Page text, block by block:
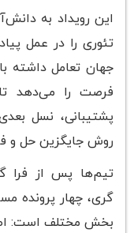
این رویداد به
تئوری را در عمل
جهان تعامل داشته
فرصت را می‌دهد تا
پشتیبانی، نسل
روش جایگزین حل و
تیم‌ها پس از فرا
گری، چهار پرونده
بخش مختلف است: